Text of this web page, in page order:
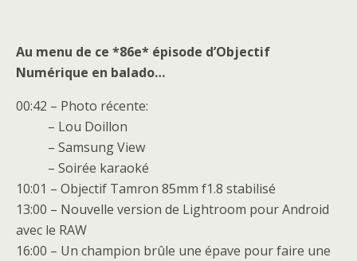
Au menu de ce *86e* épisode d’Objectif
Numérique en balado…
00:42 – Photo récente:
– Lou Doillon
– Samsung View
– Soirée karaoké
10:01 – Objectif Tamron 85mm f1.8 stabilisé
13:00 – Nouvelle version de Lightroom pour Android
avec le RAW
16:00 – Un champion brûle une épave pour faire une